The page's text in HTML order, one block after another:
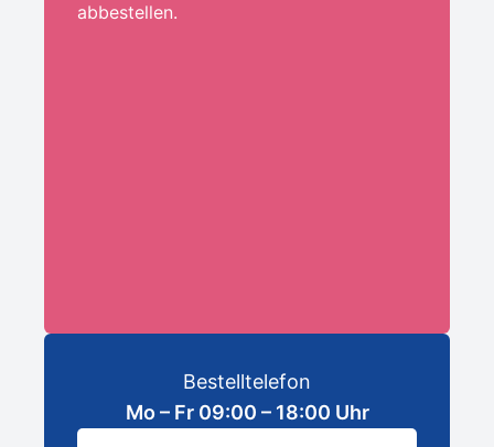
abbestellen.
Bestelltelefon
Mo – Fr 09:00 – 18:00 Uhr